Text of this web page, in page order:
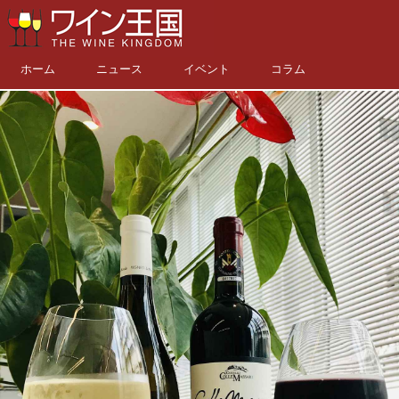
ホーム ニュース イベント コラム